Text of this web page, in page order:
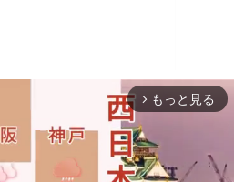
arrow_forward_ios もっと見る